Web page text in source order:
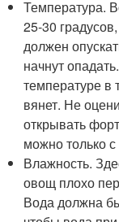
Температура.
25-30
должен
начнут
температуре в
вянет. Не
открывать
можно только
Влажность.
овощ плохо
Вода должна